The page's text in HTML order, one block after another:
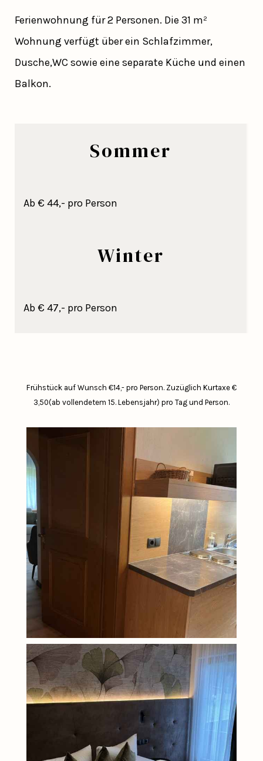
Ferienwohnung für 2 Personen. Die 31 m²
Wohnung verfügt über ein Schlafzimmer,
Dusche,WC sowie eine separate Küche und einen
Balkon.
Sommer
Ab € 44,- pro Person
Winter
Ab € 47,- pro Person
Frühstück auf Wunsch €14,- pro Person. Zuzüglich Kurtaxe €
3,50(ab vollendetem 15. Lebensjahr) pro Tag und Person.